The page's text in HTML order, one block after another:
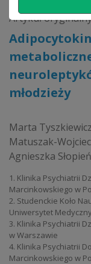
Artykuł
młodzieży
Marta
Matuszak-
Agnieszka Słopień
1. Klinika Psychiatrii
Marcinkowskiego w
2. Studenckie Koło
Uniwersytet
3. Klinika Psychiatrii
w Warszawie
4. Klinika Psychiatrii
Marcinkowskiego w